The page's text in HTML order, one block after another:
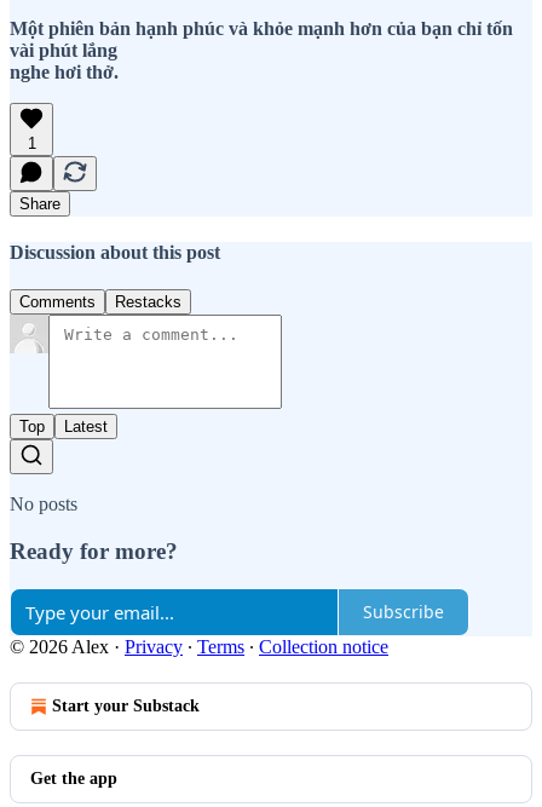
Một phiên bản hạnh phúc và khỏe mạnh hơn của bạn chỉ tốn
vài phút lắng
nghe hơi thở.
1
Share
Discussion about this post
Comments Restacks
Top Latest
No posts
Ready for more?
Subscribe
© 2026 Alex · Privacy ∙ Terms ∙ Collection notice
Start your Substack
Get the app